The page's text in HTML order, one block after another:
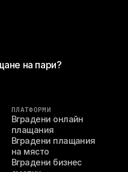
на пари?
ПЛАТФОРМИ
Вградени онлайн
плащания
Вградени плащания
на място
Вградени бизнес